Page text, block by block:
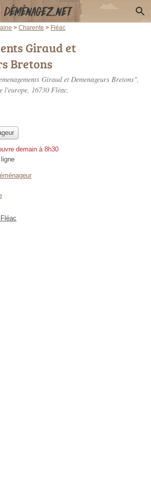
> Charente > Fléac
Giraud et
Bretons
Giraud et Demenageurs Bretons",
l'europe, 16730 Fléac.
demain à 8h30